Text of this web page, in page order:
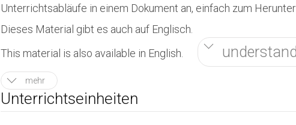
Unterrichtsabläufe in einem Dokument an, einfach zum
Dieses Material gibt es auch auf Englisch.
This material is also available in English.
mehr
Unterrichtseinheiten